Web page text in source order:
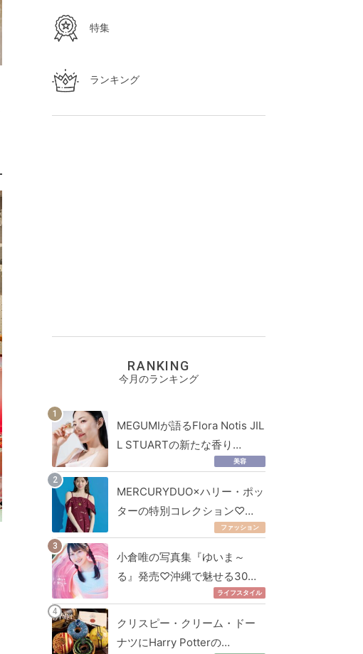
特集
ランキング
RANKING
今月のランキング
MEGUMIが語るFlora Notis JIL
L STUARTの新たな香り…
美容
MERCURYDUO×ハリー・ポッ
ターの特別コレクション♡…
ファッション
小倉唯の写真集『ゆいま～
る』発売♡沖縄で魅せる30…
ライフスタイル
クリスピー・クリーム・ドー
ナツにHarry Potterの…